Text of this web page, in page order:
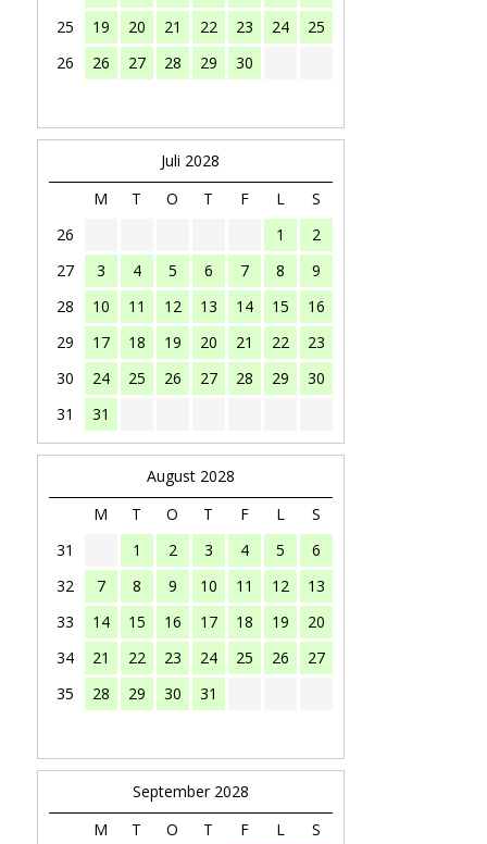
25
19 20 21 22 23 24
25
26
26 27 28 29 30
Juli 2028
M
T O T F L
S
26
1
2
27
3 4 5 6 7 8
9
28
10 11 12 13 14 15
16
29
17 18 19 20 21 22
23
30
24 25 26 27 28 29
30
31
31
August 2028
M
T O T F L
S
31
1 2 3 4 5
6
32
7 8 9 10 11 12
13
33
14 15 16 17 18 19
20
34
21 22 23 24 25 26
27
35
28 29 30 31
September 2028
M
T O T F L
S